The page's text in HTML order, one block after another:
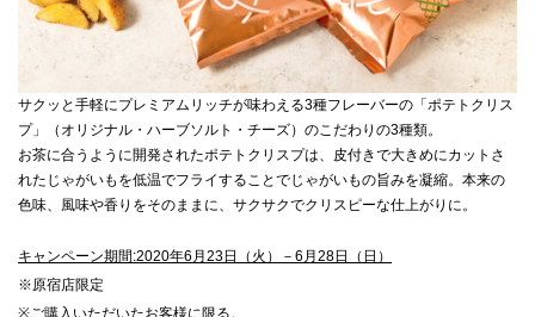
サクッと手軽にプレミアムリッチが味わえる3種フレーバーの「ポテトクリス
プ」（オリジナル・ハーブソルト・チーズ）のこだわりの3種類。
お茶に合うように開発されたポテトクリスプは、皮付きで大きめにカットさ
れたじゃがいもを低温でフライすることでじゃがいもの旨みを凝縮。本来の
色味、風味や香りをそのままに、サクサクでクリスピーな仕上がりに。
キャンペーン期間:2020年6月23日（火）－6月28日（日）
※原宿店限定